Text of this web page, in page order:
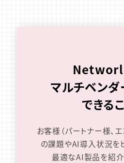
マルチベンダ
できる
お客様（パートナー様、
の課題やAI導入状況を
最適なAI製品を紹介